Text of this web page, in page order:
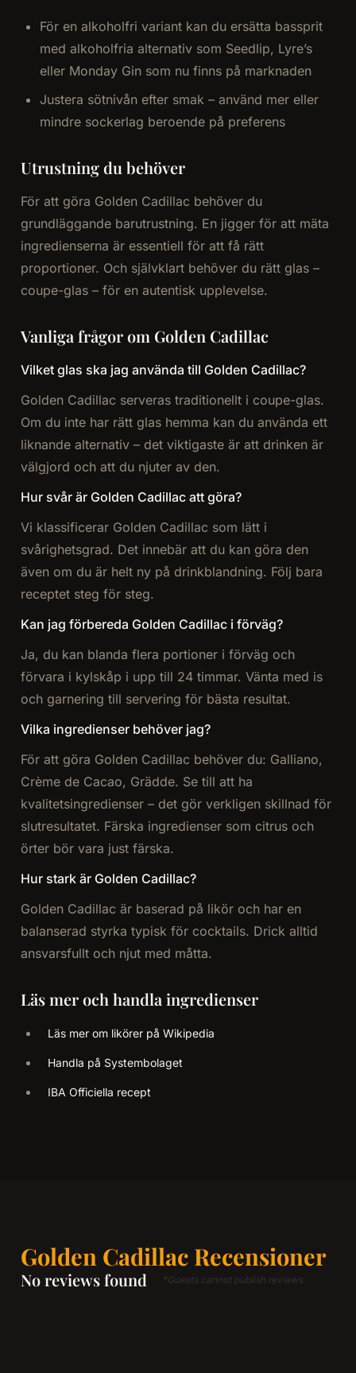
För en alkoholfri variant kan du ersätta bassprit
med alkoholfria alternativ som Seedlip, Lyre’s
eller Monday Gin som nu finns på marknaden
Justera sötnivån efter smak – använd mer eller
mindre sockerlag beroende på preferens
Utrustning du behöver
För att göra Golden Cadillac behöver du
grundläggande barutrustning. En jigger för att mäta
ingredienserna är essentiell för att få rätt
proportioner. Och självklart behöver du rätt glas –
coupe-glas – för en autentisk upplevelse.
Vanliga frågor om Golden Cadillac
Vilket glas ska jag använda till Golden Cadillac?
Golden Cadillac serveras traditionellt i coupe-glas.
Om du inte har rätt glas hemma kan du använda ett
liknande alternativ – det viktigaste är att drinken är
välgjord och att du njuter av den.
Hur svår är Golden Cadillac att göra?
Vi klassificerar Golden Cadillac som lätt i
svårighetsgrad. Det innebär att du kan göra den
även om du är helt ny på drinkblandning. Följ bara
receptet steg för steg.
Kan jag förbereda Golden Cadillac i förväg?
Ja, du kan blanda flera portioner i förväg och
förvara i kylskåp i upp till 24 timmar. Vänta med is
och garnering till servering för bästa resultat.
Vilka ingredienser behöver jag?
För att göra Golden Cadillac behöver du: Galliano,
Crème de Cacao, Grädde. Se till att ha
kvalitetsingredienser – det gör verkligen skillnad för
slutresultatet. Färska ingredienser som citrus och
örter bör vara just färska.
Hur stark är Golden Cadillac?
Golden Cadillac är baserad på likör och har en
balanserad styrka typisk för cocktails. Drick alltid
ansvarsfullt och njut med måtta.
Läs mer och handla ingredienser
Läs mer om likörer på Wikipedia
Handla på Systembolaget
IBA Officiella recept
Golden Cadillac Recensioner
No reviews found *Guests cannot publish reviews